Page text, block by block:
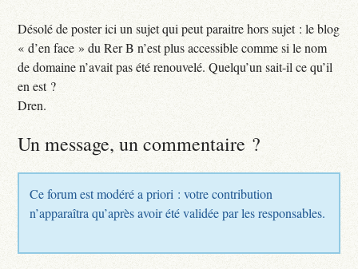
Désolé de poster ici un sujet qui peut paraitre hors sujet : le blog
« d’en face » du Rer B n’est plus accessible comme si le nom
de domaine n’avait pas été renouvelé. Quelqu’un sait-il ce qu’il
en est ?
Dren.
Un message, un commentaire ?
Ce forum est modéré a priori : votre contribution
n’apparaîtra qu’après avoir été validée par les responsables.